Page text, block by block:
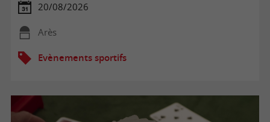
20/08/2026
Arès
Evènements sportifs